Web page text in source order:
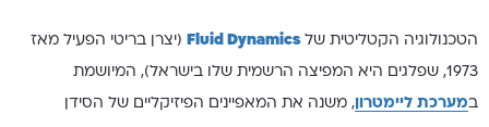
הטכנולוגיה הקטליטית שלFluid Dynamics (יצרן בריטי הפעיל מאז
1973, שפלגים היא המפיצה הרשמית שלו בישראל), המיושמת
במערכת ליימטרון , משנה את המאפיינים הפיזיקליים של הסידן